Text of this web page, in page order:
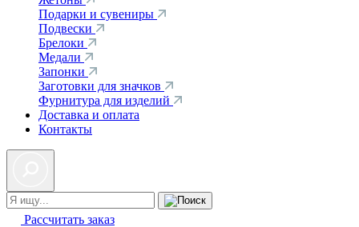
Подарки и сувениры
Подвески
Брелоки
Медали
Запонки
Заготовки для значков
Фурнитура для изделий
Доставка и оплата
Контакты
Рассчитать заказ